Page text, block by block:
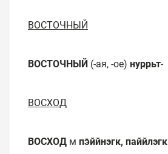
ВОСТОЧНЫЙ
ВОСТОЧНЫЙ (-ая, -ое) нуҏҏьт-
ВОСХОД
ВОСХОД м пэ̄ййнэгк, паййлэгк